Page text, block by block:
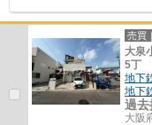
売買
大泉
5丁
地下
地下
過去
大阪